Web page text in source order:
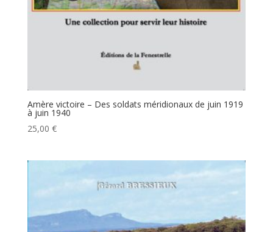
Amère victoire – Des soldats méridionaux de juin 1919
à juin 1940
25,00 €